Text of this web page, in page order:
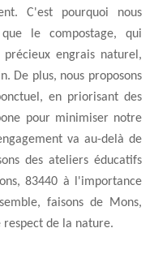
C'est pourquoi nous
le compostage, qui
engrais naturel,
De plus, nous proposons
en priorisant des
pour minimiser notre
va au-delà de
des ateliers éducatifs
83440 à l'importance
faisons de Mons,
de la nature.